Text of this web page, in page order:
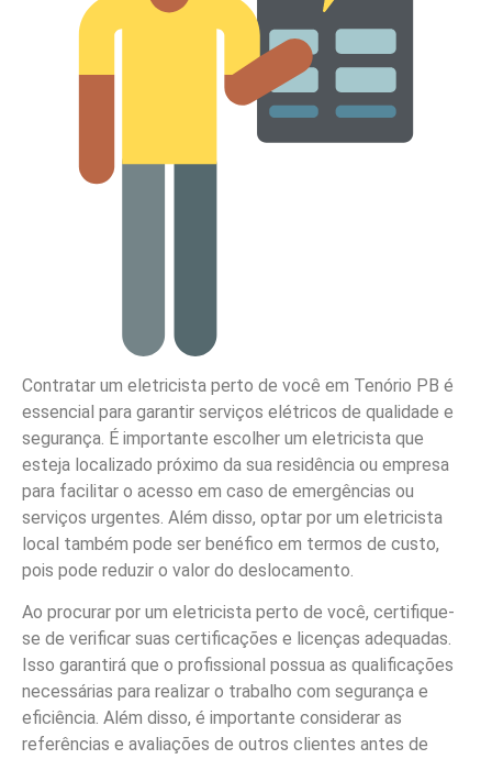
Contratar um eletricista perto de você em Tenório PB é
essencial para garantir serviços elétricos de qualidade e
segurança. É importante escolher um eletricista que
esteja localizado próximo da sua residência ou empresa
para facilitar o acesso em caso de emergências ou
serviços urgentes. Além disso, optar por um eletricista
local também pode ser benéfico em termos de custo,
pois pode reduzir o valor do deslocamento.
Ao procurar por um eletricista perto de você, certifique-
se de verificar suas certificações e licenças adequadas.
Isso garantirá que o profissional possua as qualificações
necessárias para realizar o trabalho com segurança e
eficiência. Além disso, é importante considerar as
referências e avaliações de outros clientes antes de